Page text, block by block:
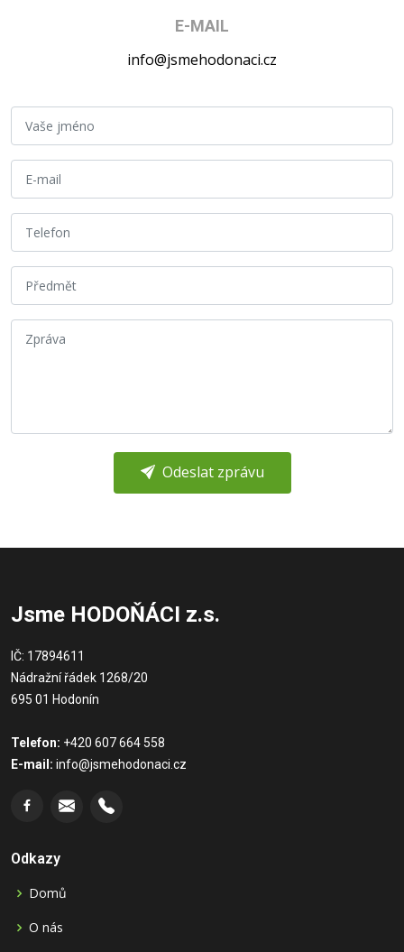
E-MAIL
info@jsmehodonaci.cz
Odeslat zprávu
Jsme HODOŇÁCI z.s.
IČ: 17894611
Nádražní řádek 1268/20
695 01 Hodonín
Telefon: +420 607 664 558
E-mail: info@jsmehodonaci.cz
Odkazy
Domů
O nás